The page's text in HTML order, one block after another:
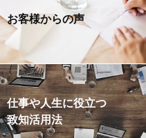
お客様からの声
仕事や人生に役立つ
致知活用法